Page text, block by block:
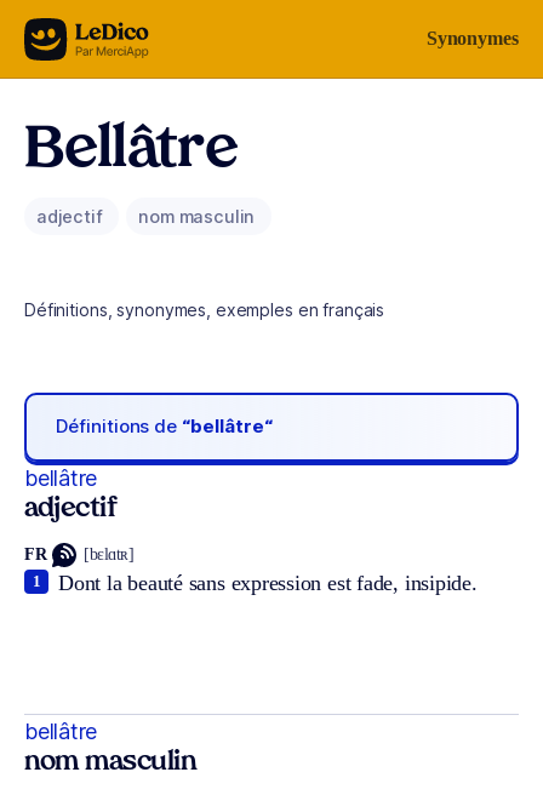
Aller au contenu Synonymes
Bellâtre
adjectif nom masculin
Définitions, synonymes, exemples en français
Définitions de “bellâtre“
bellâtre
adjectif
FR [bɛlɑtʀ]
Dont la beauté sans expression est fade, insipide.
1
bellâtre
nom masculin